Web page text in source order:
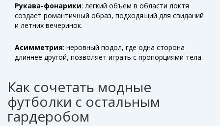
Рукава-фонарики: легкий объем в области локтя
создает романтичный образ, подходящий для свиданий
и летних вечеринок.
Асимметрия: неровный подол, где одна сторона
длиннее другой, позволяет играть с пропорциями тела.
Как сочетать модные
футболки с остальным
гардеробом